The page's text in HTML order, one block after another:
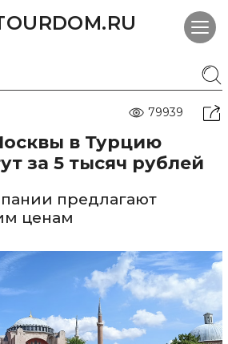
79939
в Турцию
за 5 тысяч рублей
предлагают
ценам